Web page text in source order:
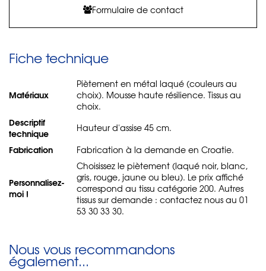
Formulaire de contact
Fiche technique
Matériaux
Piètement en métal laqué (couleurs au
choix). Mousse haute résilience. Tissus au
choix.
Descriptif
technique
Hauteur d'assise 45 cm.
Fabrication Fabrication à la demande en Croatie.
Personnalisez-
moi !
Choisissez le piètement (laqué noir, blanc,
gris, rouge, jaune ou bleu). Le prix affiché
correspond au tissu catégorie 200. Autres
tissus sur demande : contactez nous au 01
53 30 33 30.
Nous vous recommandons
également...